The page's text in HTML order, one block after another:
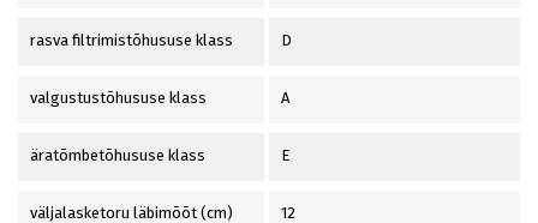
rasva filtrimistõhususe klass D
valgustustõhususe klass A
äratõmbetõhususe klass E
väljalasketoru läbimõõt (cm) 12